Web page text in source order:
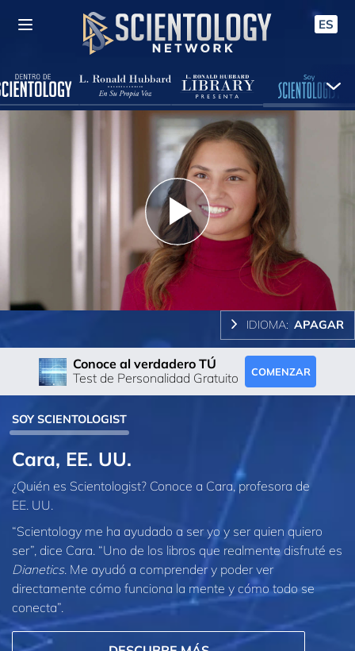
ES
Play
Video
IDIOMA: APAGAR
Conoce al verdadero TÚ
Test de Personalidad Gratuito
COMENZAR
SOY SCIENTOLOGIST
Cara, EE. UU.
¿Quién es Scientologist? Conoce a Cara, profesora de
EE. UU.
“Scientology me ha ayudado a ser yo y ser quien quiero
ser”, dice Cara. “Uno de los libros que realmente disfruté es
Dianetics. Me ayudó a comprender y poder ver
directamente cómo funciona la mente y cómo todo se
conecta”.